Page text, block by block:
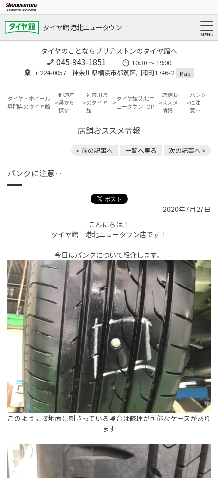
タイヤ館 港北ニュータウン
タイヤのことならブリヂストンのタイヤ館へ
045-943-1851
10:30 ～ 19:00
〒224-0057 神奈川県横浜市都筑区川和町1746-2
Map
タイヤ・ホイール
専門店のタイヤ館
都道府
県から
探す
神奈川県
のタイヤ
館
タイヤ館 港北ニ
ュータウンTOP
店舗お
ススメ
情報
パンク
に注
意‥
店舗おススメ情報
< 前の記事へ 一覧へ戻る 次の記事へ >
パンクに注意‥
2020年7月27日
こんにちは！
タイヤ館 港北ニュータウン店です！
今日はパンクについて紹介します。
このように接地面に刺さっている場合は修理が可能なケースがあり
ます